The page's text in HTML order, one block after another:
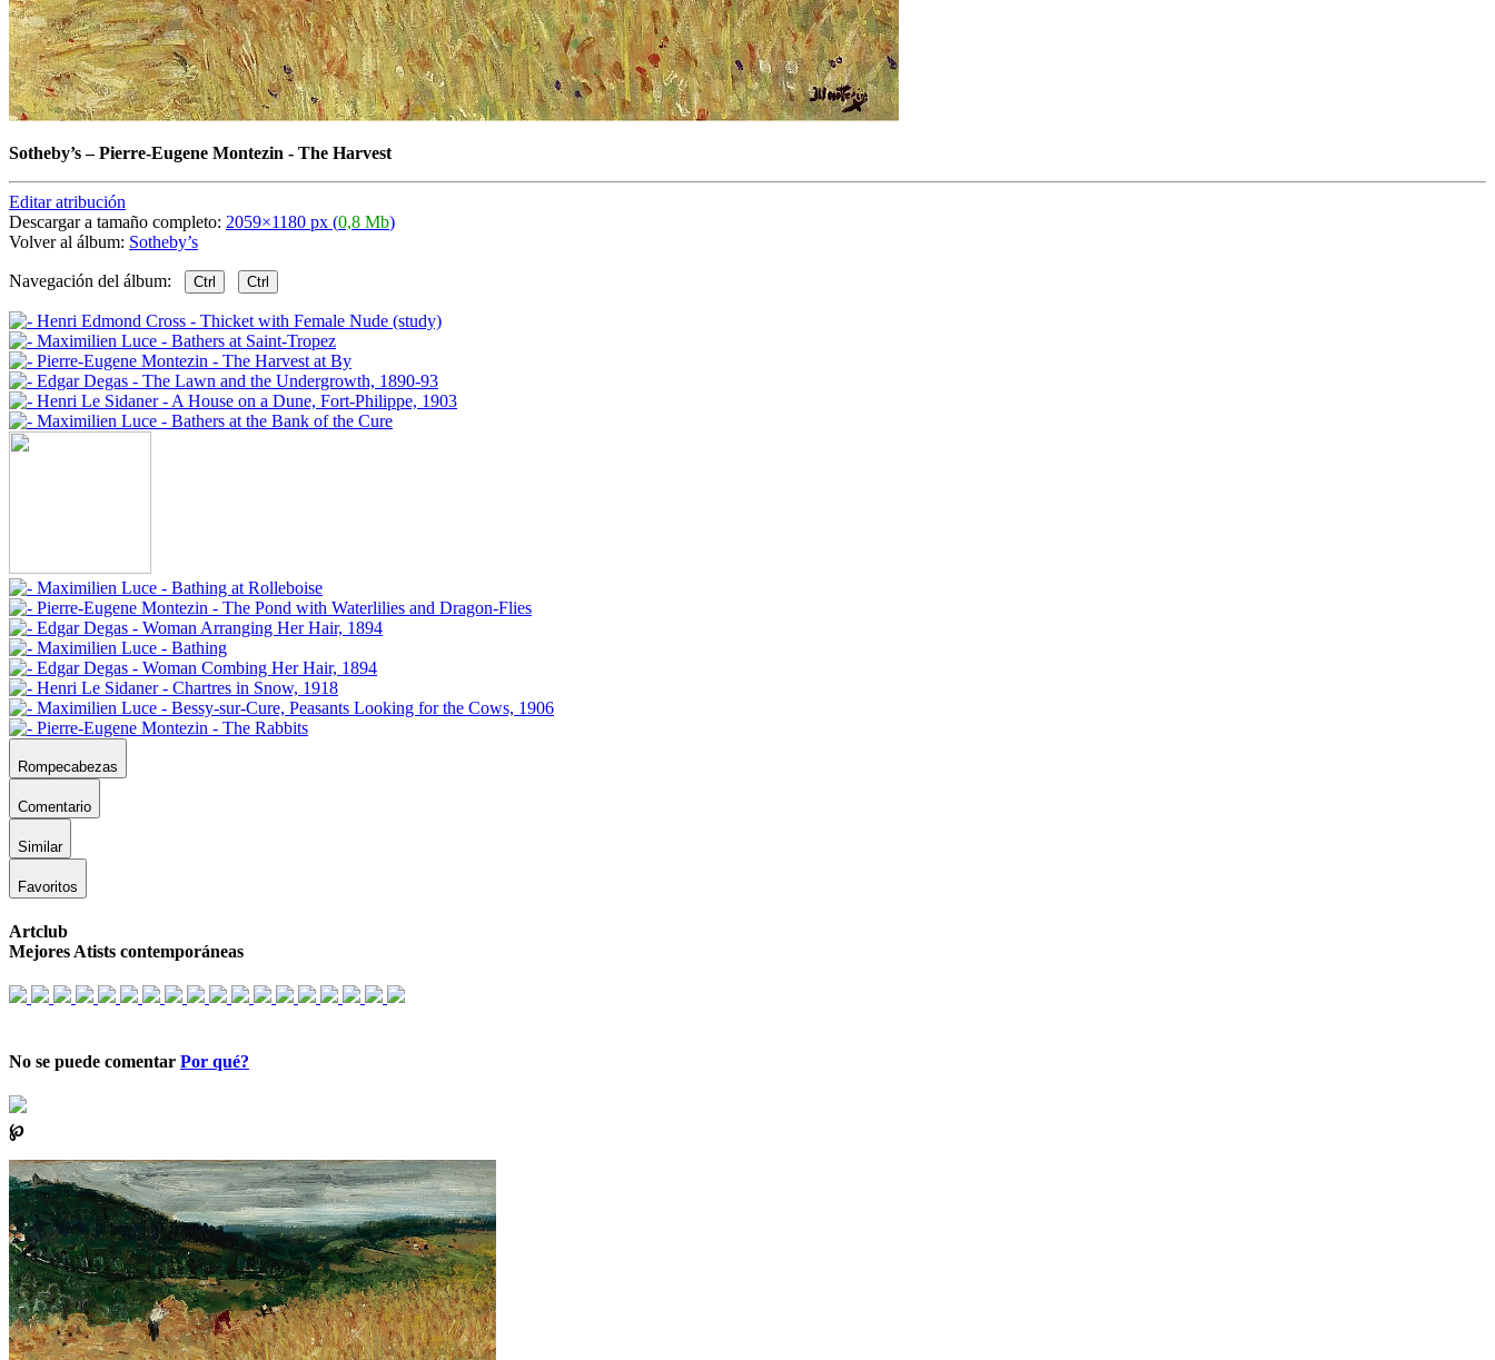
Sotheby’s–Pierre-Eugene Montezin - The Harvest
Editar atribución
Descargar a tamaño completo: 2059×1180 px (0,8 Mb)
Volver al álbum: Sotheby’s
Navegación del álbum: Ctrl Ctrl
Rompecabezas
Comentario
Similar
Favoritos
Artclub
Mejores Atists contemporáneas
No se puede comentar Por qué?
℘